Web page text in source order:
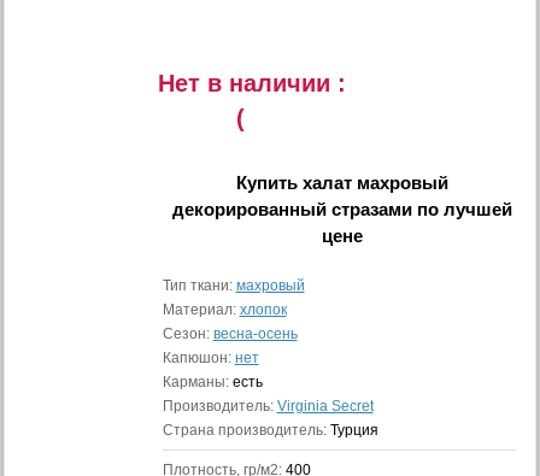
Нет в наличии :
(
Купить халат махровый
декорированный стразамипо лучшей
цене
Тип ткани: махровый
Материал: хлопок
Сезон: весна-осень
Капюшон: нет
Карманы: есть
Производитель: Virginia Secret
Страна производитель: Турция
Плотность, гр/м2: 400